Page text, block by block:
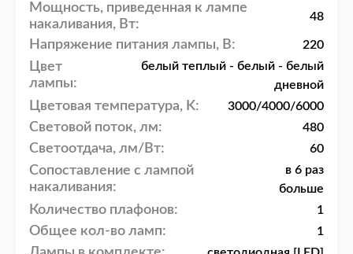
Мощность, приведенная к лампе
накаливания, Вт:
48
Напряжение питания лампы, В: 220
Цвет
лампы:
белый теплый - белый - белый
дневной
Цветовая температура, K: 3000/4000/6000
Световой поток, лм: 480
Светоотдача, лм/Вт: 60
Сопоставление с лампой
накаливания:
в 6 раз
больше
Количество плафонов: 1
Общее кол-во ламп: 1